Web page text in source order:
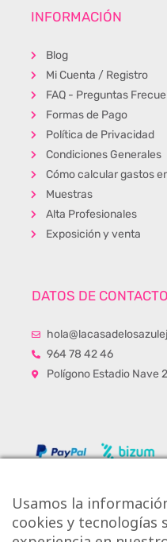
INFORMACIÓN
Blog
Mi Cuenta / Registro
FAQ - Preguntas
Formas de Pago
Política de Privacidad
Condiciones Generales
Cómo calcular gastos
Muestras
Alta Profesionales
Exposición y venta
DATOS DE CONTACTO
964 78 42 46
Polígono Estadio Nave
Usamos la
cookies y tecnologías